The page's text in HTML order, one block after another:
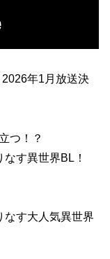
年1月放送決
つ！？
す異世界BL！
なす大人気異世界